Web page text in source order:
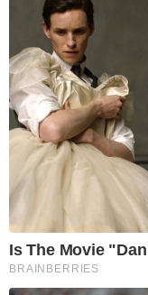
Is The Movie
BRAINBERRIES